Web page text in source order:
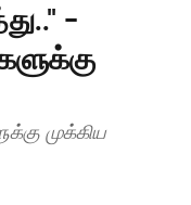
-
முக்கிய